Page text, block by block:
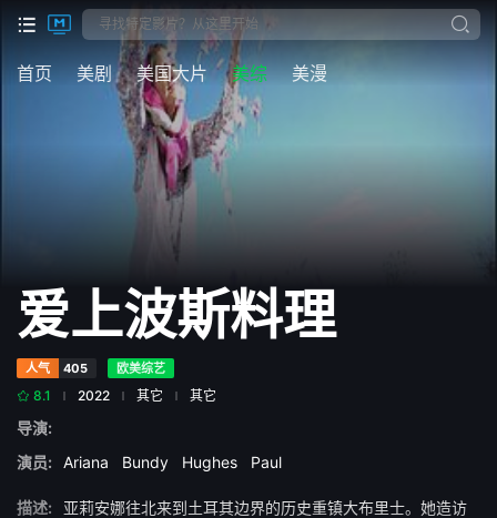
首页 美剧 美国大片 美综 美漫
爱上波斯料理
人气 405 欧美综艺
8.1 2022 其它 其它
导演:
演员:
Ariana Bundy Hughes Paul
描述:
亚莉安娜往北来到土耳其边界的历史重镇大布里士。她造访